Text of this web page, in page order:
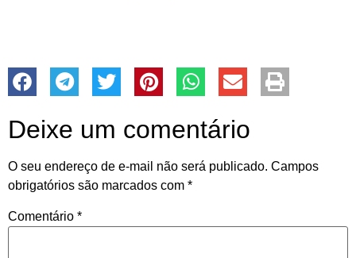
Deixe um comentário
O seu endereço de e-mail não será publicado. Campos
obrigatórios são marcados com *
Comentário *